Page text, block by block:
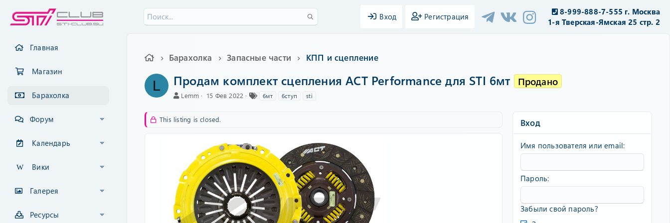
Вход Регистрация
8-999-888-7-555 г. Москва
1-я Тверская-Ямская 25 стр. 2
Главная
Магазин
Барахолка
Форум
Календарь
Вики
Галерея
Ресурсы
Барахолка Запасные части КПП и сцепление
L Продам комплект сцепления ACT Performance для STI 6мт Продано
А
о
Lemm
C
a
o
n
d
a
t
e
15 Фев 2022 6мт 6ступ sti
This listing is closed. Вход
Имя пользователя или email
Пароль
Забыли свой пароль?